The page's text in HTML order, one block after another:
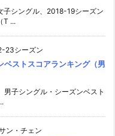
子シングル、2018-19シーズン
T ...
23シーズン
ストスコアランキング（男
子シングル・シーズンベスト
ン・チェン